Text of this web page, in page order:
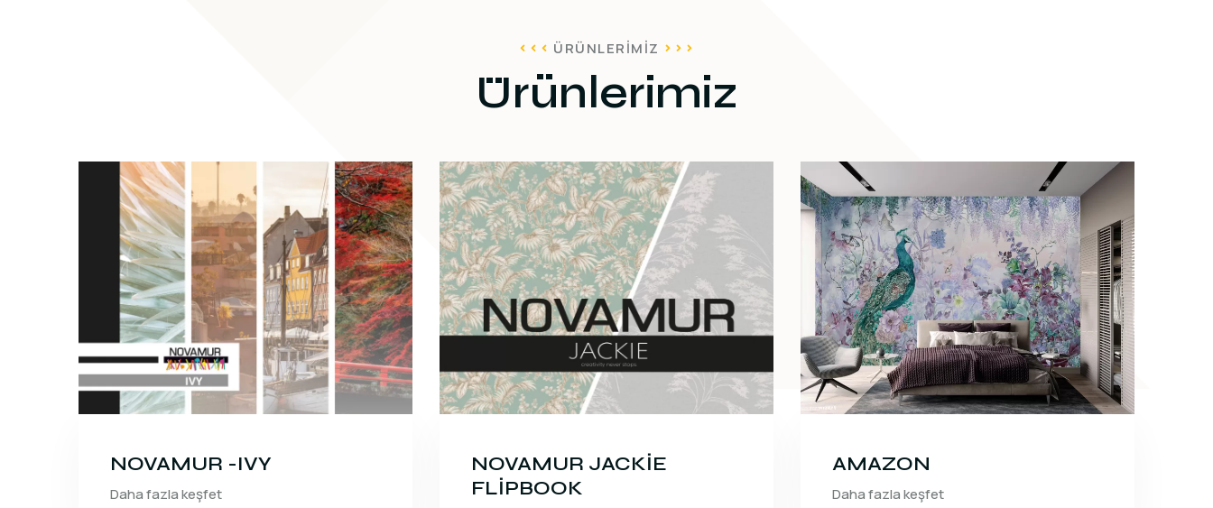
ÜRÜNLERIMIZ
Ürünlerimiz
NOVAMUR -IVY
Daha fazla keşfet
NOVAMUR JACKİE
FLİPBOOK
AMAZON
Daha fazla keşfet